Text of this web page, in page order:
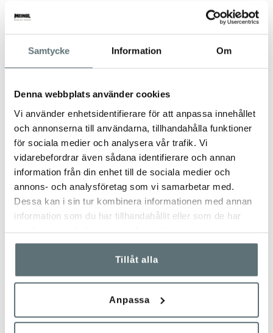
Samtycke Information Om
Denna webbplats använder cookies
Vi använder enhetsidentifierare för att anpassa innehållet
och annonserna till användarna, tillhandahålla funktioner
för sociala medier och analysera vår trafik. Vi
vidarebefordrar även sådana identifierare och annan
information från din enhet till de sociala medier och
annons- och analysföretag som vi samarbetar med.
Dessa kan i sin tur kombinera informationen med annan
information som du har tillhandahållit eller som de har
Tillåt alla
Anpassa
skovård till förvaring hjälper dina
REPARATIONER
Meindls skor är tillverkade för att
vilka reparationer som vi kan